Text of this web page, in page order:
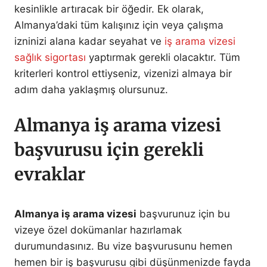
kesinlikle artıracak bir öğedir. Ek olarak,
Almanya’daki tüm kalışınız için veya çalışma
izninizi alana kadar seyahat ve iş arama vizesi
sağlık sigortası yaptırmak gerekli olacaktır. Tüm
kriterleri kontrol ettiyseniz, vizenizi almaya bir
adım daha yaklaşmış olursunuz.
Almanya iş arama vizesi
başvurusu için gerekli
evraklar
Almanya iş arama vizesi başvurunuz için bu
vizeye özel dokümanlar hazırlamak
durumundasınız. Bu vize başvurusunu hemen
hemen bir iş başvurusu gibi düşünmenizde fayda